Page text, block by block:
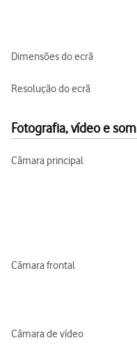
Dimensões do ecrã
Resolução do ecrã
Fotografia, vídeo e som
Câmara principal
Câmara frontal
Câmara de vídeo